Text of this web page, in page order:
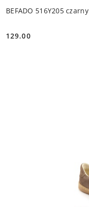
BEFADO 516Y205 czarny
Cena:
129.00